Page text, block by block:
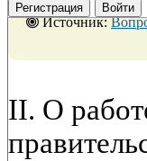
Регистрация Войти
Источник:
II. О